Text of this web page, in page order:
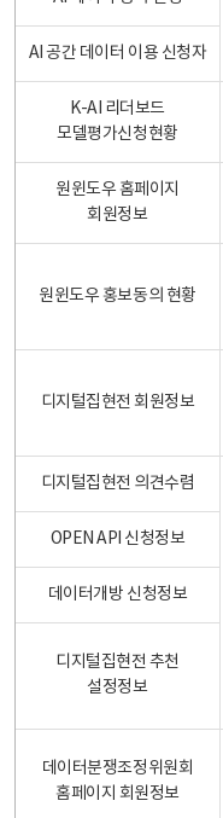
AI 공간 데이터 이용 신청자
K-AI 리더보드
모델평가신청현황
원윈도우 홈페이지
회원정보
원윈도우 홍보동의 현황
디지털집현전 회원정보
디지털집현전 의견수렴
OPEN API 신청정보
데이터개방 신청정보
디지털집현전 추천
설정정보
데이터분쟁조정위원회
홈페이지 회원정보